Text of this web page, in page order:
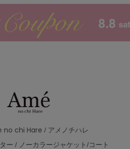
no chi Hare / アメノチハレ
ー / ノーカラージャケット/コート